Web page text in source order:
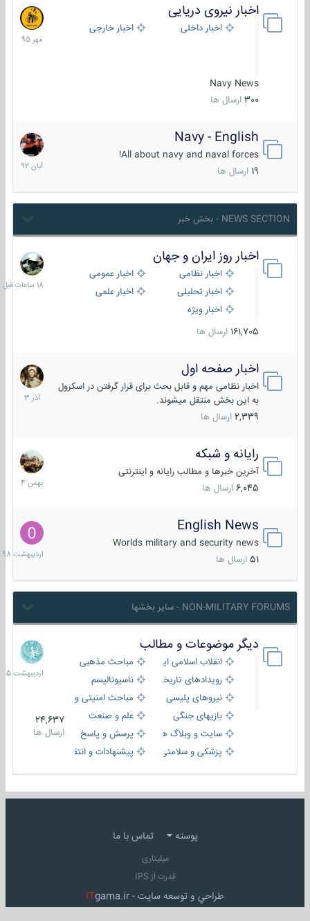
اخبار نیروی دریایی
اخبار داخلی اخبار خارجی
Navy News
300 ارسال ها
27
مهر
1395
Navy - English
All about navy and naval forces!
ارسال ها
22
آبان
1392
NEWS SECTION - بخش خبر
اخبار روز ایران و جهان
اخبار نظامی
اخبار عمومی
اخبار تحلیلی
اخبار علمی
اخبار ویژه
161,705 ارسال ها
18
ساعات
قبل
اخبار صفحه اول
اخبار نظامی مهم و قابل بحث برای قرار گرفتن در اسکرول
به این بخش منتقل میشوند.
2,339 ارسال ها
7
آذر
1403
رایانه و شبکه
آخرین خبرها و مطالب رایانه و اینترنتی
6,045 ارسال ها
30
بهمن
1404
English News
Worlds military and security news
51 ارسال ها
10
1398
NON-MILITARY FORUMS - سایر بخشها
دیگر موضوعات و مطالب
انقلاب اسلامی ایران
مباحث مذهبی
رویدادهای تاریخی و مذهبیناسیونالیسم
نیروهای پلیسی
مباحث امنیتی و اطلاعاتی
بازیهای جنگی
علم و صنعت
سایت و وبلاگ ها
پرسش و پاسخ
پزشکی و سلامتی
پیشنهادات و انتقادات
24,637
ارسال ها
8
1405
پوسته تماس با ما
میلیتاری
قدرت از IPS
طراحي و توسعه سايت - iTgama.ir